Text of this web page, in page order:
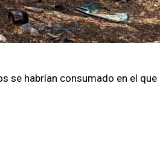
se habrían consumado en el que